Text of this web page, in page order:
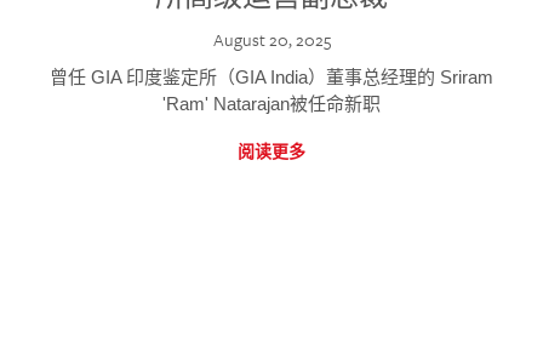
August 20, 2025
曾任 GIA 印度鉴定所（GIA India）董事总经理的 Sriram
'Ram' Natarajan被任命新职
阅读更多